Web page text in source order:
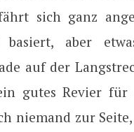
sich ganz
aber
auf der
gutes Revier für
niemand zur